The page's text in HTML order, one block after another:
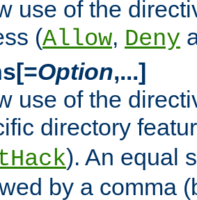
use of the
(Allow, Deny
Option,...]
use of the
directory
). An equal
by a comma